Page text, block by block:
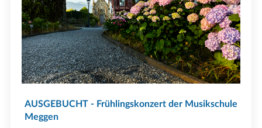
AUSGEBUCHT - Frühlingskonzert der Musikschule
Meggen